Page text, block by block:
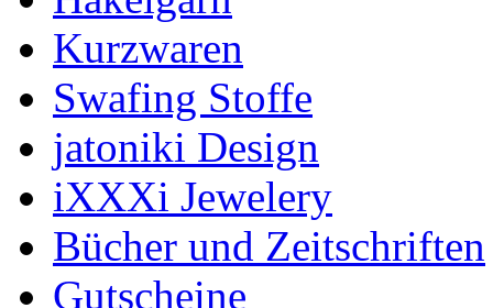
Kurzwaren
Swafing Stoffe
jatoniki Design
iXXXi Jewelery
Bücher und Zeitschriften
Gutscheine